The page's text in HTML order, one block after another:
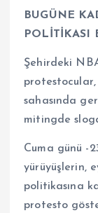
BUGÜNE
POLİTİKASI
Şehirdeki
protestocular,
sahasında
mitingde
Cuma günü -
yürüyüşlerin,
politikasına
protesto